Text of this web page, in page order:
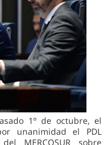
1º de octubre, el
unanimidad el PDL
MERCOSUR sobre